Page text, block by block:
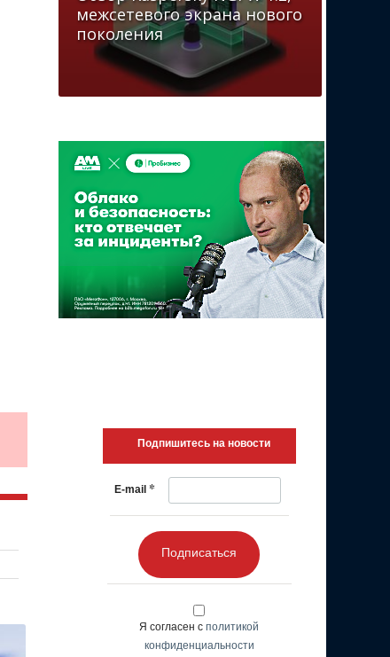
межсетевого экрана нового
поколения
Подпишитесь на новости
E-mail *
Подписаться
Я согласен с политикой
конфиденциальности